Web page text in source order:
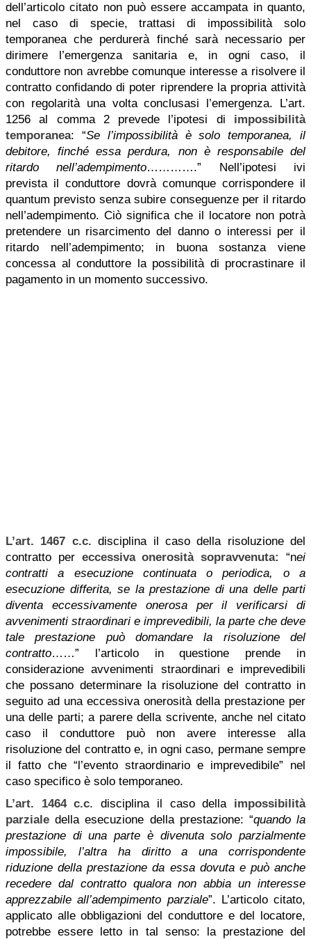
dell’articolo citato non può essere accampata in quanto,
nel caso di specie, trattasi di impossibilità solo
temporanea che perdurerà finché sarà necessario per
dirimere l’emergenza sanitaria e, in ogni caso, il
conduttore non avrebbe comunque interesse a risolvere il
contratto confidando di poter riprendere la propria attività
con regolarità una volta conclusasi l’emergenza. L’art.
1256 al comma 2 prevede l’ipotesi di impossibilità
temporanea: “Se l’impossibilità è solo temporanea, il
debitore, finché essa perdura, non è responsabile del
ritardo nell’adempimento………….” Nell’ipotesi ivi
prevista il conduttore dovrà comunque corrispondere il
quantum previsto senza subire conseguenze per il ritardo
nell’adempimento. Ciò significa che il locatore non potrà
pretendere un risarcimento del danno o interessi per il
ritardo nell’adempimento; in buona sostanza viene
concessa al conduttore la possibilità di procrastinare il
pagamento in un momento successivo.
L’art. 1467 c.c. disciplina il caso della risoluzione del
contratto per eccessiva onerosità sopravvenuta: “nei
contratti a esecuzione continuata o periodica, o a
esecuzione differita, se la prestazione di una delle parti
diventa eccessivamente onerosa per il verificarsi di
avvenimenti straordinari e imprevedibili, la parte che deve
tale prestazione può domandare la risoluzione del
contratto……” l’articolo in questione prende in
considerazione avvenimenti straordinari e imprevedibili
che possano determinare la risoluzione del contratto in
seguito ad una eccessiva onerosità della prestazione per
una delle parti; a parere della scrivente, anche nel citato
caso il conduttore può non avere interesse alla
risoluzione del contratto e, in ogni caso, permane sempre
il fatto che “l’evento straordinario e imprevedibile” nel
caso specifico è solo temporaneo.
L’art. 1464 c.c. disciplina il caso della impossibilità
parziale della esecuzione della prestazione: “quando la
prestazione di una parte è divenuta solo parzialmente
impossibile, l’altra ha diritto a una corrispondente
riduzione della prestazione da essa dovuta e può anche
recedere dal contratto qualora non abbia un interesse
apprezzabile all’adempimento parziale”. L’articolo citato,
applicato alle obbligazioni del conduttore e del locatore,
potrebbe essere letto in tal senso: la prestazione del